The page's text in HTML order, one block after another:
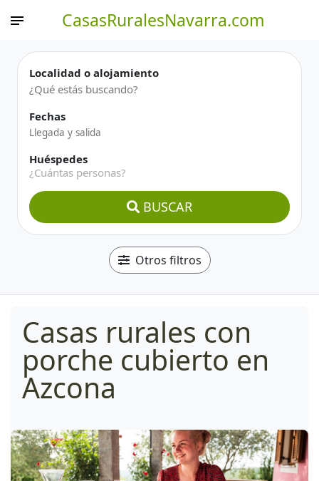
CasasRuralesNavarra.com
Localidad o alojamiento
Fechas
Huéspedes
¿Cuántas personas?
BUSCAR
Otros filtros
Casas rurales con
porche cubierto en
Azcona